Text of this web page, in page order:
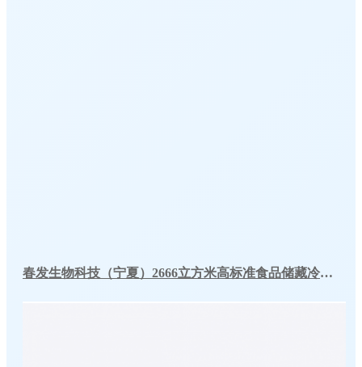
春发生物科技（宁夏）2666立方米高标准食品储藏冷库工程案例